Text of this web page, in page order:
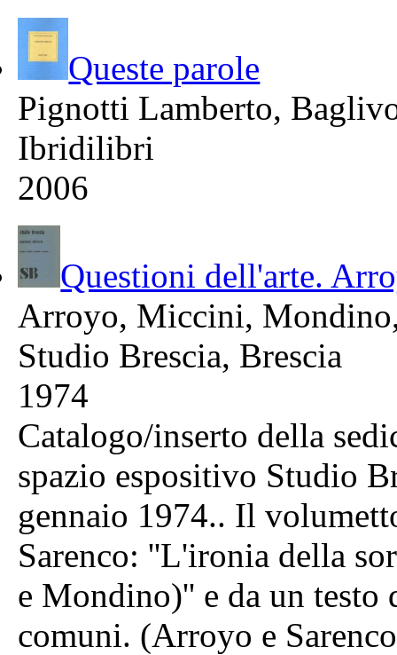
Queste parole
Pignotti Lamberto,
Ibridilibri
2006
Questioni dell'arte.
Arroyo, Miccini,
Studio Brescia, Brescia
1974
Catalogo/inserto della
spazio espositivo Studio
gennaio 1974.. Il
Sarenco: ''L'ironia della
e Mondino)'' e da un
comuni. (Arroyo e